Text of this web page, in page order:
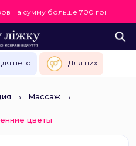
на сумму больше 700 грн
него Для них
Массаж
цветы